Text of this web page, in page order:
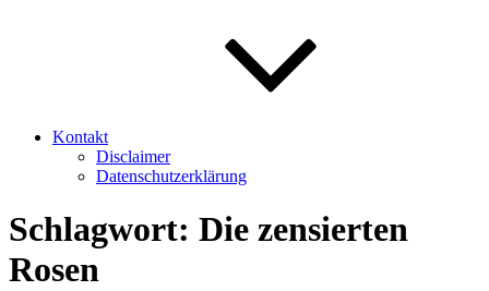
Kontakt
Disclaimer
Datenschutzerklärung
Schlagwort: Die zensierten
Rosen